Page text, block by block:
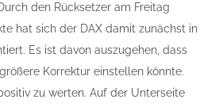
den Rücksetzer am Freitag
hat sich der DAX damit zunächst in
Es ist davon auszugehen, dass
Korrektur einstellen könnte.
zu werten. Auf der Unterseite